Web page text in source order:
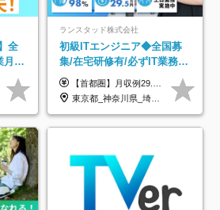
全
月
■
躍
ランスタッド株式会社
初級ITエンジニア◆全国募
集/在宅研修有/必ずIT業務配
属/月収例29.5万円/Web面接
1回/SE
【首都圏】月収例29.5万円（月給26万円＋諸手当） 【東海・関西】月収例28.5万円（月給25万円＋諸手当） 【九州】月収例26万円（月給23万円＋諸手当） ※経験・スキル・前職給与を踏まえ、総合的に判断して決定します。 例：首都圏 月収例31万円（月給27万円＋諸手当） ◆各種手当 ・通勤手当（上限4万円まで） ・残業代手当（1分単位で全額支給） ※固定残業代制は採用しておりません ・深夜勤務手当 ・資格取得支援（ランクに応じてお祝い金1万円～10万円を支給） ◆昇給：年1回 ◆補足 ・研修中1ヶ月間は、時給1670円となります。 ・試用期間6ヶ月あり。その間の待遇に変更はありません。 ※詳細は面接時にご案内します。
東京都_神奈川県_埼玉県_千葉県_大阪府_愛知県_兵庫県_京都府_福岡県